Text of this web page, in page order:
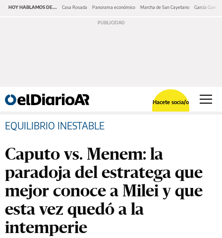
HOY HABLAMOS DE... Casa Rosada Panorama económico Marcha de San Cayetano García Cuerva
Hacete socia/o
EQUILIBRIO INESTABLE
Caputo vs. Menem: la
paradoja del estratega que
mejor conoce a Milei y que
esta vez quedó a la
intemperie